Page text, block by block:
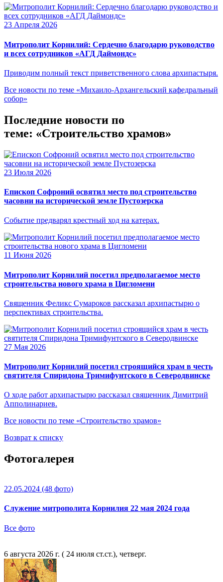
23 Апреля 2026
Митрополит Корнилий: Сердечно благодарю руководство
и всех сотрудников «АГД Даймондс»
Приводим полный текст приветственного слова архипастыря.
Все новости по теме «Михаило-Архангельский кафедральный
собор»
Последние новости по
теме: «Строительство храмов»
23 Июля 2026
Епископ Софроний освятил место под строительство
часовни на исторической земле Пустозерска
Событие предварял крестный ход на катерах.
11 Июня 2026
Митрополит Корнилий посетил предполагаемое место
строительства нового храма в Цигломени
Священник Феликс Сумароков рассказал архипастырю о
перспективах строительства.
27 Мая 2026
Митрополит Корнилий посетил строящийся храм в честь
святителя Спиридона Тримифунтского в Северодвинске
О ходе работ архипастырю рассказал священник Димитрий
Апполинариев.
Все новости по теме «Строительство храмов»
Возврат к списку
Фотогалерея
22.05.2024 (48 фото)
Служение митрополита Корнилия 22 мая 2024 года
Все фото
6 августа 2026 г. ( 24 июля ст.ст.), четверг.